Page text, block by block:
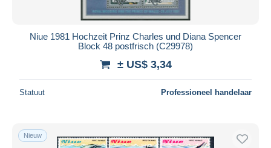
Niue 1981 Hochzeit Prinz Charles und Diana Spencer
Block 48 postfrisch (C29978)
± US$ 3,34
Statuut Professioneel handelaar
Nieuw